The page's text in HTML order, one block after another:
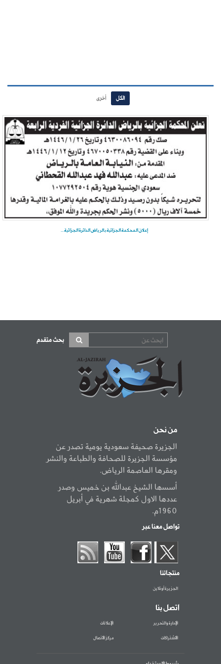
الكل أخرى
إعلان المحكمة الجزائية بالرياض الدائرة الجزائية ...
بحث متقدم
من نحن
الجزيرة صحيفة سعودية يومية تصدر عن
مؤسسة الجزيرة للصحافة والطباعة والنشر
ومقرها العاصمة الرياض.
أسسها الشيخ عبدالله بن خميس وصدر
عددها الاول كمجلة شهرية في أبريل
1960م.
تواصل معنا عبر
منتجاتنا
الجزيرة أونلاين
اتصل بنا
الإدارة والتحرير الإعلانات
الاشتراكات مركز الاتصال